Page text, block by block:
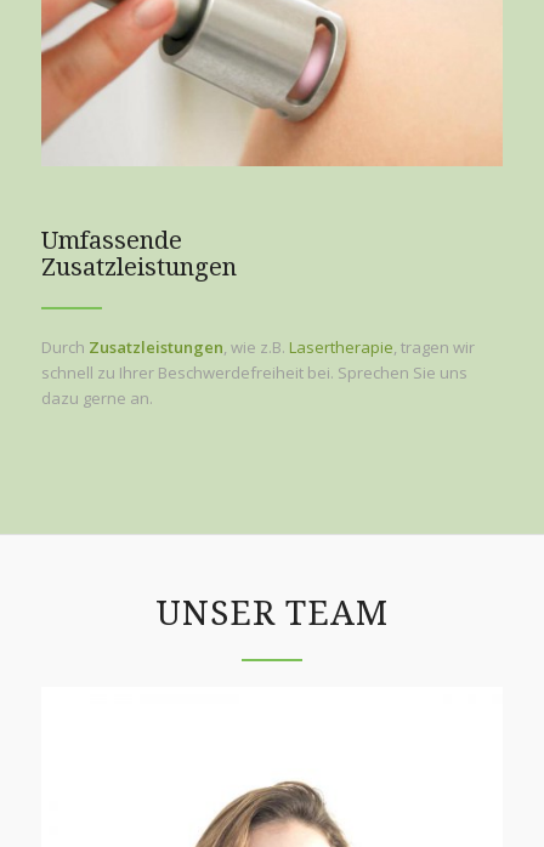
Umfassende
Zusatzleistungen
Durch Zusatzleistungen, wie z.B. Lasertherapie, tragen wir
schnell zu Ihrer Beschwerdefreiheit bei. Sprechen Sie uns
dazu gerne an.
UNSER TEAM